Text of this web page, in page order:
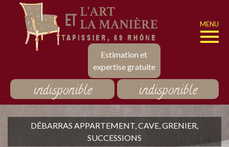
Estimation et
expertise gratuite
MENU
indisponible indisponible
DÉBARRAS APPARTEMENT, CAVE, GRENIER,
SUCCESSIONS